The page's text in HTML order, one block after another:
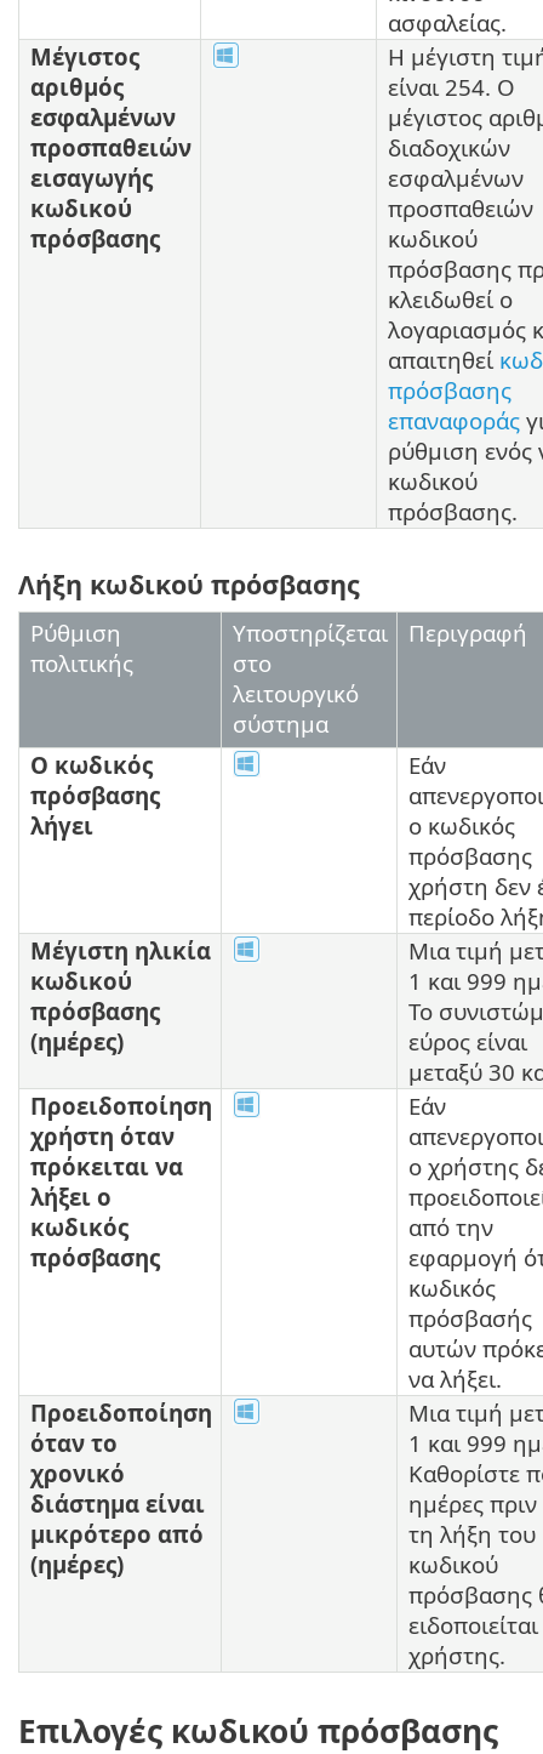
ασφαλείας.
Μέγιστος
αριθμός
εσφαλμένων
προσπαθειών
εισαγωγής
κωδικού
πρόσβασης
Η μέγιστη
είναι 254. Ο
μέγιστος
διαδοχικών
εσφαλμένων
προσπαθειών
κωδικού
πρόσβασης
κλειδωθεί ο
λογαριασμός
απαιτηθεί
πρόσβασης
επαναφοράς
ρύθμιση ενός
κωδικού
πρόσβασης.
Λήξη κωδικού πρόσβασης
Ρύθμιση
πολιτικής
Υποστηρίζεται
στο
λειτουργικό
σύστημα
Περιγραφή
Ο κωδικός
πρόσβασης
λήγει
Εάν
ο κωδικός
πρόσβασης
χρήστη δεν
περίοδο
Μέγιστη ηλικία
κωδικού
πρόσβασης
(ημέρες)
Μια τιμή
1 και 999
Το
εύρος είναι
μεταξύ 30
Προειδοποίηση
χρήστη όταν
πρόκειται να
λήξει ο
κωδικός
πρόσβασης
Εάν
ο χρήστης
από την
εφαρμογή
κωδικός
πρόσβασής
αυτών
να λήξει.
Προειδοποίηση
όταν το
χρονικό
διάστημα είναι
μικρότερο από
(ημέρες)
Μια τιμή
1 και 999
Καθορίστε
ημέρες
τη λήξη του
κωδικού
πρόσβασης
χρήστης.
Επιλογές κωδικού πρόσβασης